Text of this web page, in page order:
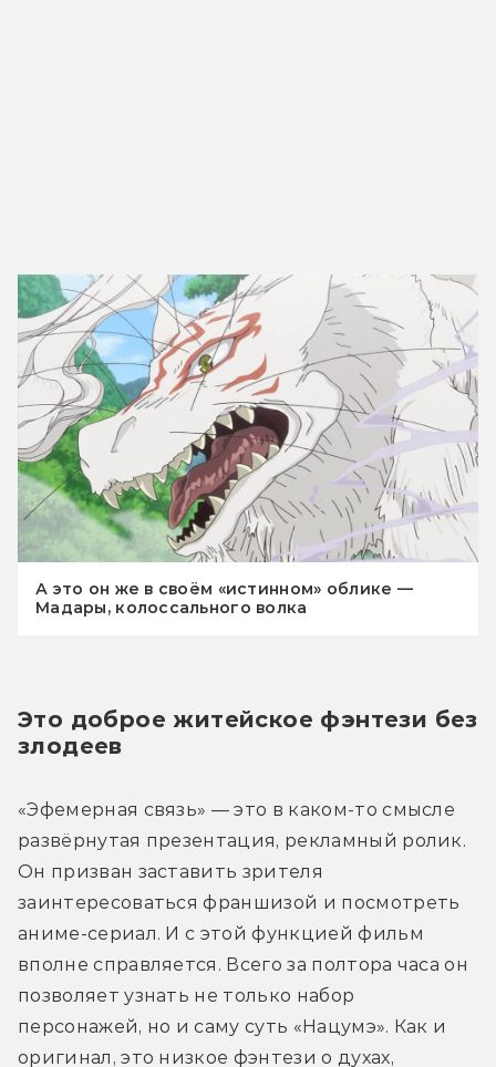
А это он же в своём «истинном» облике —
Мадары, колоссального волка
Это доброе житейское фэнтези без
злодеев
«Эфемерная связь» — это в каком-то смысле
развёрнутая презентация, рекламный ролик.
Он призван заставить зрителя
заинтересоваться франшизой и посмотреть
аниме-сериал. И с этой функцией фильм
вполне справляется. Всего за полтора часа он
позволяет узнать не только набор
персонажей, но и саму суть «Нацумэ». Как и
оригинал, это низкое фэнтези о духах,